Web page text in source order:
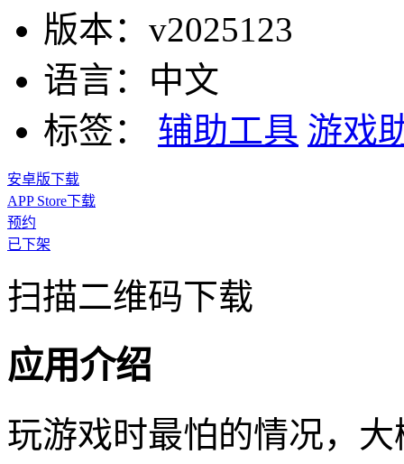
版本： v2025123
语言： 中文
标签：
辅助工具 游戏
安卓版下载
APP Store下载
预约
已下架
扫描二维码下载
应用介绍
玩游戏时最怕的情况，